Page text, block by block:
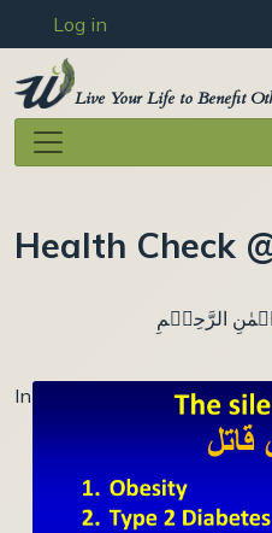
Skip to main content
User account
Log in
Live Your Life to Benefit
Health Check
الرَّحِيۡمِ
In